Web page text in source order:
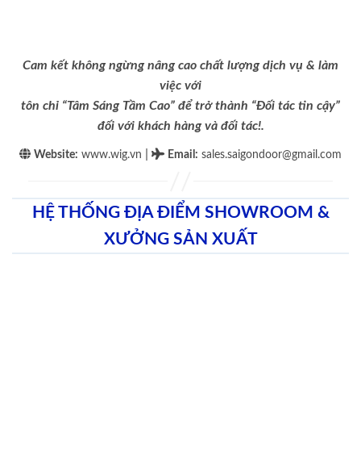
Cam kết không ngừng nâng cao chất lượng dịch vụ & làm
việc với
tôn chỉ “Tâm Sáng Tầm Cao” để trở thành “Đối tác tin cậy”
đối với khách hàng và đối tác!.
Website: www.wig.vn Email : sales.saigondoor@gmail.com
HỆ THỐNG ĐỊA ĐIỂM SHOWROOM &
XƯỞNG SẢN XUẤT